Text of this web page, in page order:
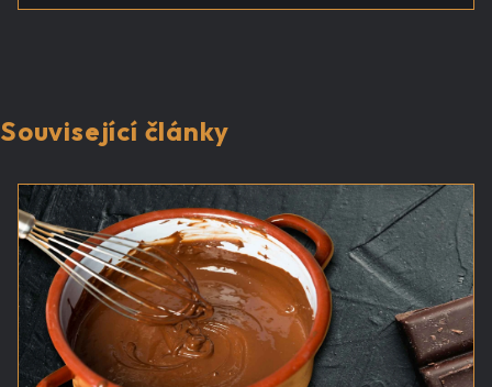
Související články